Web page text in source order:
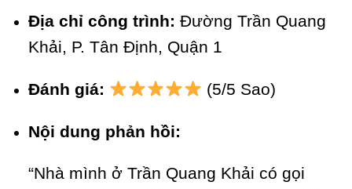
Địa chỉ công trình: Đường Trần Quang
Khải, P. Tân Định, Quận 1
Đánh giá: (5/5 Sao)
Nội dung phản hồi:
“Nhà mình ở Trần Quang Khải có gọi